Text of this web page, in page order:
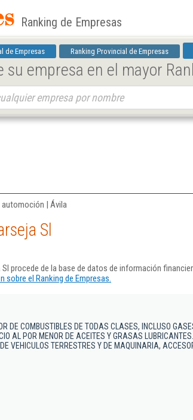
Ranking de Empresas
de Empresas Ranking Provincial de Empresas
su empresa en el mayor
automoción | Ávila
Sl
procede de la base de datos de información
sobre el Ranking de Empresas.
DE COMBUSTIBLES DE TODAS CLASES, INCLUSO
AL POR MENOR DE ACEITES Y GRASAS LUBRICANTES.
VEHICULOS TERRESTRES Y DE MAQUINARIA,